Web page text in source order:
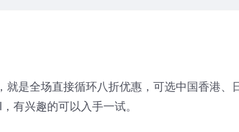
是全场直接循环八折优惠，可选中国香港、
有兴趣的可以入手一试。